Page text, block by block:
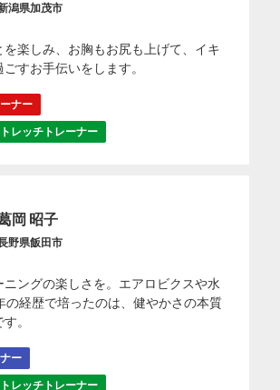
潟県加茂市
を楽しみ、お胸もお尻も上げて、イキ
すお手伝いをします。
ナー
レッチトレーナー
岡 昭子
野県飯田市
ニングの楽しさを。エアロビクスや水
の経歴で培ったのは、健やかさの本質
。
ー
レッチトレーナー